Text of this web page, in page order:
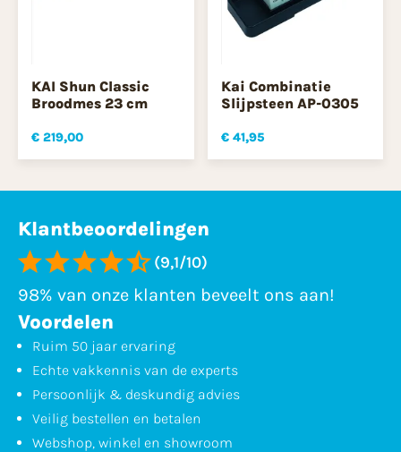
KAI Shun Classic
Broodmes 23 cm
€ 219,00
Kai Combinatie
Slijpsteen AP-0305
€ 41,95
Klantbeoordelingen
(9,1/10)
98% van onze klanten beveelt ons aan!
Voordelen
Ruim 50 jaar ervaring
Echte vakkennis van de experts
Persoonlijk & deskundig advies
Veilig bestellen en betalen
Webshop, winkel en showroom